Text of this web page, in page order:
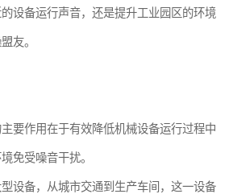
设备运行声音，还是提升工业园区的环境
友。
要作用在于有效降低机械设备运行过程中
免受噪音干扰。
设备，从城市交通到生产车间，这一设备